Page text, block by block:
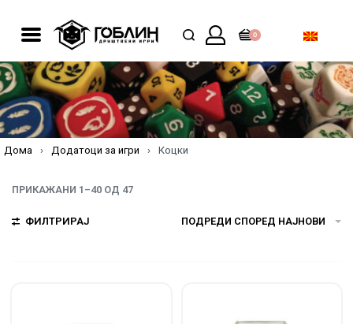
0
Дома › Додатоци за игри › Коцки
ПРИКАЖАНИ 1–40 ОД 47
ФИЛТРИРАЈ ПОДРЕДИ СПОРЕД НАЈНОВИ